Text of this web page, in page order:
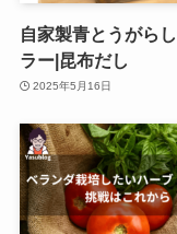
自家製青とうがら
ラー|昆布だし
2025年5月16日